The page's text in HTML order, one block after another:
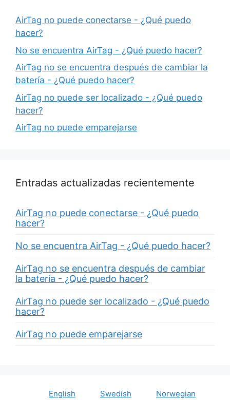
AirTag no puede conectarse - ¿Qué puedo
hacer?
No se encuentra AirTag - ¿Qué puedo hacer?
AirTag no se encuentra después de cambiar la
batería - ¿Qué puedo hacer?
AirTag no puede ser localizado - ¿Qué puedo
hacer?
AirTag no puede emparejarse
Entradas actualizadas recientemente
AirTag no puede conectarse - ¿Qué puedo
hacer?
No se encuentra AirTag - ¿Qué puedo hacer?
AirTag no se encuentra después de cambiar
la batería - ¿Qué puedo hacer?
AirTag no puede ser localizado - ¿Qué puedo
hacer?
AirTag no puede emparejarse
English Swedish Norwegian